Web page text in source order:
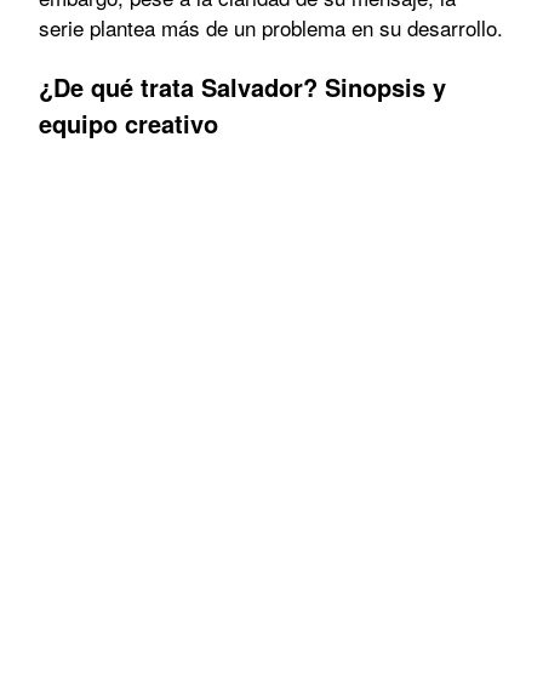
serie plantea más de un problema en su desarrollo.
¿De qué trata Salvador? Sinopsis y
equipo creativo